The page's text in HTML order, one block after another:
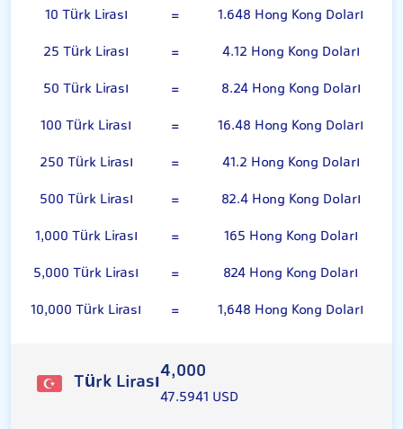
10 Türk Lirası =
1.648 Hong Kong Doları
25 Türk Lirası
=
4.12 Hong Kong Doları
50 Türk Lirası
=
8.24 Hong Kong Doları
100 Türk Lirası
=
16.48 Hong Kong Doları
250 Türk Lirası
=
41.2 Hong Kong Doları
500 Türk Lirası
=
82.4 Hong Kong Doları
1,000 Türk Lirası
=
165 Hong Kong Doları
5,000 Türk Lirası
=
824 Hong Kong Doları
10,000 Türk Lirası
= 1,648 Hong Kong Doları
Türk Lirası4,000
47.5941 USD